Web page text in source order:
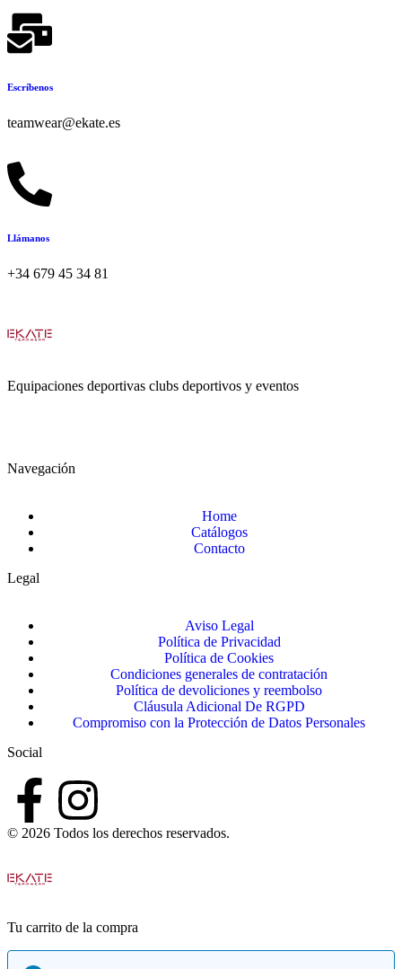
Escríbenos
teamwear@ekate.es
Llámanos
+34 679 45 34 81
Equipaciones deportivas clubs deportivos y eventos
Navegación
Home
Catálogos
Contacto
Legal
Aviso Legal
Política de Privacidad
Política de Cookies
Condiciones generales de contratación
Política de devoliciones y reembolso
Cláusula Adicional De RGPD
Compromiso con la Protección de Datos Personales
Social
© 2026 Todos los derechos reservados.
Tu carrito de la compra